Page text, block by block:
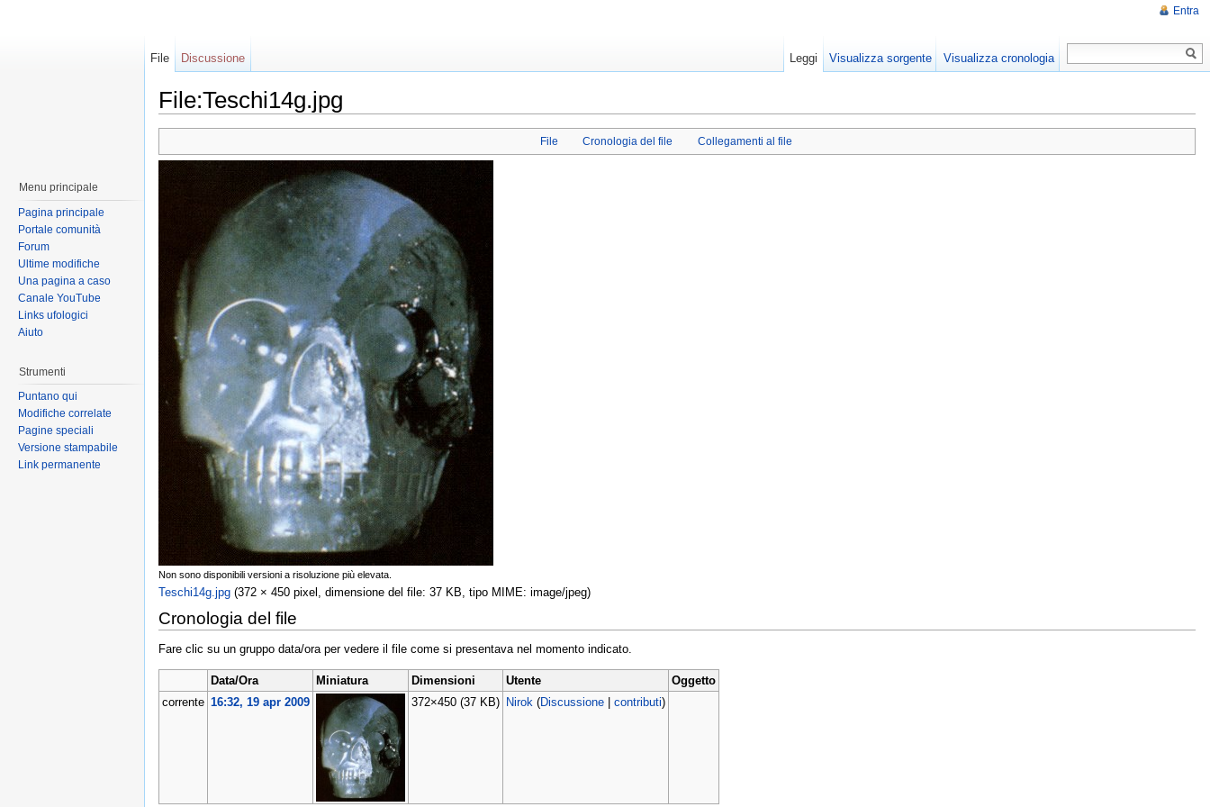
File:Teschi14g.jpg
File Cronologia del file Collegamenti al file
Non sono disponibili versioni a risoluzione più elevata.
Teschi14g.jpg ‎ (372 × 450 pixel, dimensione del file: 37 KB, tipo MIME: image/jpeg)
Cronologia del file
Fare clic su un gruppo data/ora per vedere il file come si presentava nel momento indicato.
Data/Ora Miniatura Dimensioni Utente
Oggetto
corrente 16:32, 19 apr 2009 372×450 (37 KB) Nirok (Discussione| contributi)
Entra
File Discussione Leggi Visualizza sorgente Visualizza cronologia
Menu principale
Pagina principale
Portale comunità
Forum
Ultime modifiche
Una pagina a caso
Canale YouTube
Links ufologici
Aiuto
Strumenti
Puntano qui
Modifiche correlate
Pagine speciali
Versione stampabile
Link permanente